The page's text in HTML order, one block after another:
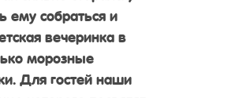
ему собраться и
вечеринка в
морозные
Для гостей наши